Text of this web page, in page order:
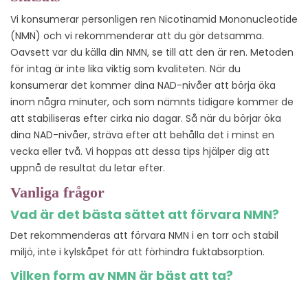
Vi konsumerar personligen ren Nicotinamid Mononucleotide
(NMN) och vi rekommenderar att du gör detsamma.
Oavsett var du källa din NMN, se till att den är ren. Metoden
för intag är inte lika viktig som kvaliteten. När du
konsumerar det kommer dina NAD-nivåer att börja öka
inom några minuter, och som nämnts tidigare kommer de
att stabiliseras efter cirka nio dagar. Så när du börjar öka
dina NAD-nivåer, sträva efter att behålla det i minst en
vecka eller två. Vi hoppas att dessa tips hjälper dig att
uppnå de resultat du letar efter.
Vanliga frågor
Vad är det bästa sättet att förvara NMN?
Det rekommenderas att förvara NMN i en torr och stabil
miljö, inte i kylskåpet för att förhindra fuktabsorption.
Vilken form av NMN är bäst att ta?